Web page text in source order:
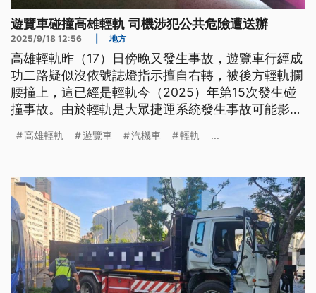
遊覽車碰撞高雄輕軌 司機涉犯公共危險遭送辦
2025/9/18 12:56 地方
高雄輕軌昨（17）日傍晚又發生事故，遊覽車行經成
功二路疑似沒依號誌燈指示擅自右轉，被後方輕軌攔
腰撞上，這已經是輕軌今（2025）年第15次發生碰
撞事故。由於輕軌是大眾捷運系統發生事故可能影響
失妨害舟車行駛安全罪嫌」移請地檢署偵辦。
高雄輕軌 遊覽車 汽機車 輕軌 ...